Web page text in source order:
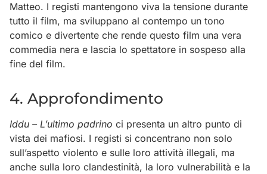
Matteo. I registi mantengono viva la tensione durante
tutto il film, ma sviluppano al contempo un tono
comico e divertente che rende questo film una vera
commedia nera e lascia lo spettatore in sospeso alla
fine del film.
4. Approfondimento
Iddu – L’ultimo padrino ci presenta un altro punto di
vista dei mafiosi. I registi si concentrano non solo
sull’aspetto violento e sulle loro attività illegali, ma
anche sulla loro clandestinità, la loro vulnerabilità e la